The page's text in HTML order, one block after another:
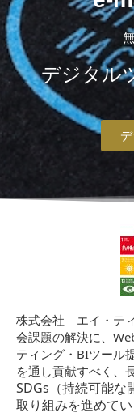
デジタル
株式会社 エイ・テ
会課題の解決に、
ティング・BIツール
を通し貢献すべく、
SDGs（持続可能な
取り組みを進めてい